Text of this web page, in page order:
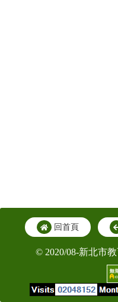
回首頁
© 2020/08-新北市